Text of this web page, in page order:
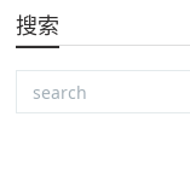
搜索